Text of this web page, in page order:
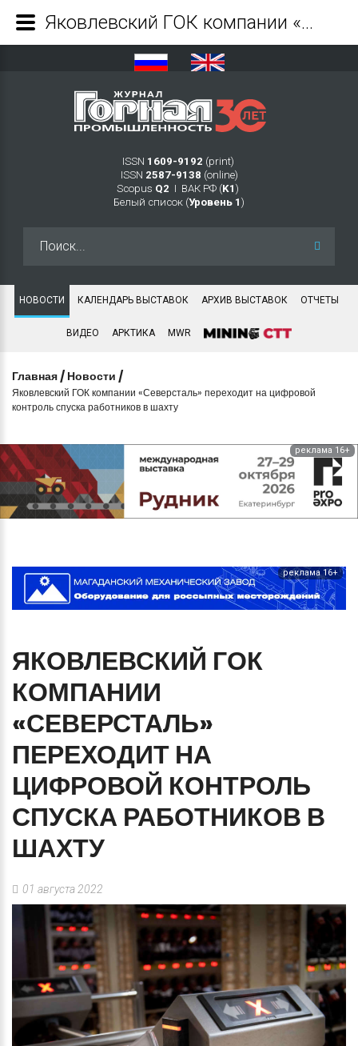
ISSN 1609-9192 (print)
ISSN 2587-9138 (online)
Scopus Q2 Ι ВАК РФ (K1 )
Белый список (Уровень 1 )
НОВОСТИ КАЛЕНДАРЬ ВЫСТАВОК АРХИВ ВЫСТАВОК ОТЧЕТЫ
ВИДЕО АРКТИКА MWR
Главная / Новости /
Яковлевский ГОК компании «Северсталь» переходит на цифровой
контроль спуска работников в шахту
реклама 16+
реклама 16+
ЯКОВЛЕВСКИЙ ГОК
КОМПАНИИ
«СЕВЕРСТАЛЬ»
ПЕРЕХОДИТ НА
ЦИФРОВОЙ КОНТРОЛЬ
СПУСКА РАБОТНИКОВ В
ШАХТУ
01 августа 2022
Яковлевский ГОК компании «Северсталь» переходит на цифровой контроль спуска работников в шахту - Журнал Горная промышленность